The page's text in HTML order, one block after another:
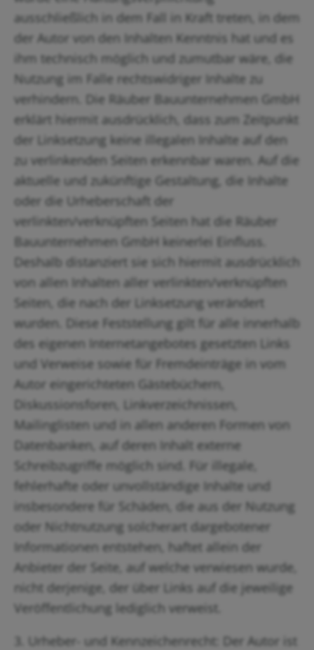
ausschließlich in dem Fall in Kraft treten, in dem
der Autor von den Inhalten Kenntnis hat und es
ihm technisch möglich und zumutbar wäre, die
Nutzung im Falle rechtswidriger Inhalte zu
verhindern. Die Räuber Bauunternehmen GmbH
erklärt hiermit ausdrücklich, dass zum Zeitpunkt
der Linksetzung keine illegalen Inhalte auf den
zu verlinkenden Seiten erkennbar waren. Auf die
aktuelle und zukünftige Gestaltung, die Inhalte
oder die Urheberschaft der
verlinkten/verknüpften Seiten hat die Räuber
Bauunternehmen GmbH keinerlei Einfluss.
Deshalb distanziert sie sich hiermit ausdrücklich
von allen Inhalten aller verlinkten/verknüpften
Seiten, die nach der Linksetzung verändert
wurden. Diese Feststellung gilt für alle innerhalb
des eigenen Internetangebotes gesetzten Links
und Verweise sowie für Fremdeinträge in vom
Autor eingerichteten Gästebüchern,
Diskussionsforen, Linkverzeichnissen,
Mailinglisten und in allen anderen Formen von
Datenbanken, auf deren Inhalt externe
Schreibzugriffe möglich sind. Für illegale,
fehlerhafte oder unvollständige Inhalte und
insbesondere für Schäden, die aus der Nutzung
oder Nichtnutzung solcherart dargebotener
Informationen entstehen, haftet allein der
Anbieter der Seite, auf welche verwiesen wurde,
nicht derjenige, der über Links auf die jeweilige
Veröffentlichung lediglich verweist.
3. Urheber- und Kennzeichenrecht: Der Autor ist